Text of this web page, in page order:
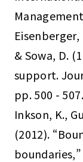
& Sowa, D.
support.
pp. 500 - 507.
Inkson, K.,
(2012).